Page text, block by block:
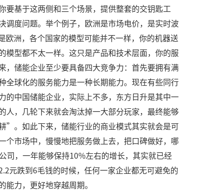
要基于这两侧和三个场景，提供整套的交钥匙工
调度问题。举个例子，欧洲是市场电价，是实时波
欧洲，各个国家的模型可能并不一样，你的机器送
型都不太一样。这只是产品和技术层面，你的服
，储能企业至少要具备四大竞争力：首先要拥有满
全球化的服务能力是一种长期能力。现在有些同行
的中国储能企业，实际上不多，东方日升是其中一
人，几轮下来就会淘汰掉一大部分玩家，最终能够
”。如此下来，储能行业的商业模式其实就会是可
市场中，慢慢地把服务做上去，把口碑做好，哪
司，一年能够保持10%左右的增长，其实就已经
元跌到6毛钱的时候，任何一家企业都无可避免的
力，更好地穿越周期。